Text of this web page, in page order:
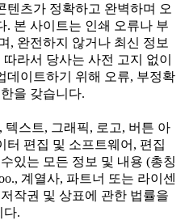
텐츠가 정확하고 완벽하며 오
. 본 사이트는 인쇄 오류나 부
, 완전하지 않거나 최신 정보
라서 당사는 사전 고지 없이
데이트하기 위해 오류, 부정확
을 갖습니다.
스트, 그래픽, 로고, 버튼 아
터 편집 및 소프트웨어, 편집
있는 모든 정보 및 내용 (총칭
계열사, 파트너 또는 라이센
작권 및 상표에 관한 법률을
다.